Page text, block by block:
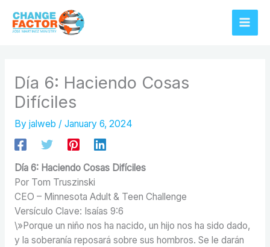
content
Día 6: Haciendo Cosas
Difíciles
By jalweb / January 6, 2024
Día 6: Haciendo Cosas Difíciles
Por Tom Truszinski
CEO – Minnesota Adult & Teen Challenge
Versículo Clave: Isaías 9:6
\»Porque un niño nos ha nacido, un hijo nos ha sido dado,
y la soberanía reposará sobre sus hombros. Se le darán